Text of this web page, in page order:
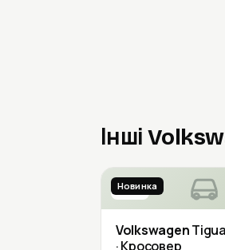
Інші
2018
Новинка
Volkswagen
· Кросовер